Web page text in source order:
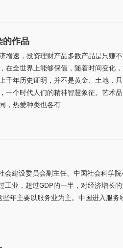
的作品
增速，投资理财产品多数产品是只赚
在全世界上能够保值，随着时间变化
千年历史证明，并不是黄金、土地，
一个时代人们的精神智慧象征。艺术
，热爱种类也各有
会建设委员会副主任、中国社会科学
业，超过GDP的一半，对经济增长
年主要以服务业为主。中国进入服务